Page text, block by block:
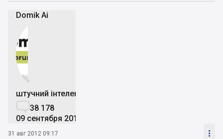
Domik Ai


штучний інтелект
38 178
09 сентября 2019
31 авг 2012 09:17 